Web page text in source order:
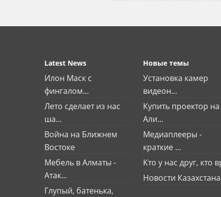
Latest News
Илон Маск с
фингалом...
Лето сделает из нас
ша...
Война на Ближнем
Востоке
Мебель в Алматы -
Атак...
Глупый, батенька,
Новые темы
Установка камер
видеон...
Купить проектор на
Али...
Медиаплееры -
краткие ...
Кто у нас друг, кто
Новости Казахстана